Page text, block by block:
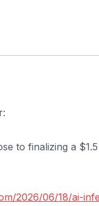
to finalizing a
2026/06/18/ai-